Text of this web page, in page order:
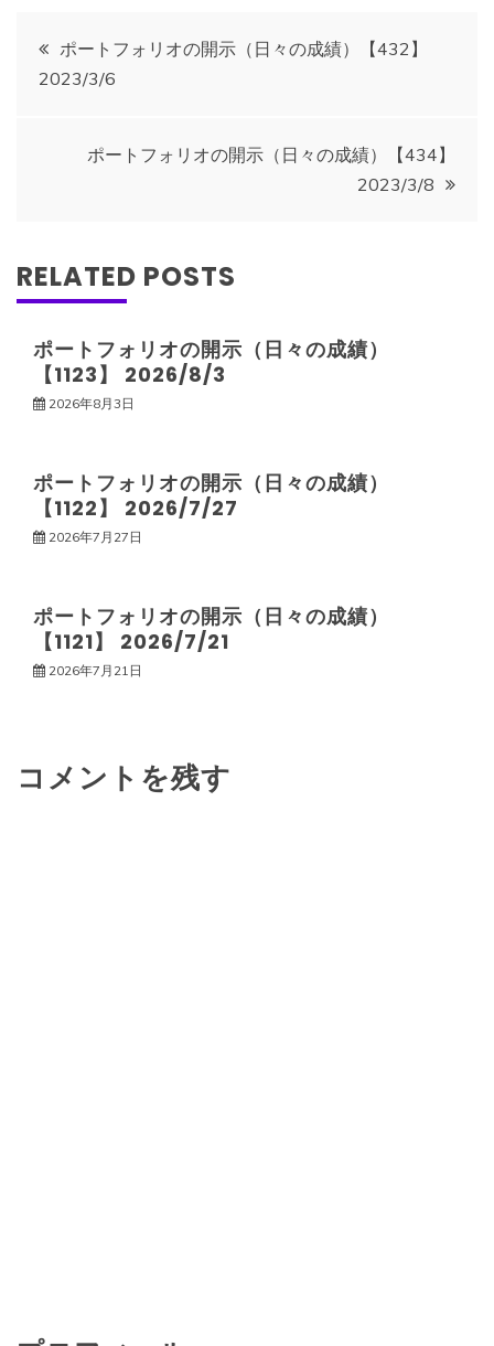
投
稿
ゲ
ー
シ
ン
ポートフォリオの開示（日々の成績）【432】
2023/3/6
ポートフォリオの開示（日々の成績）【434】
2023/3/8
RELATED POSTS
ポートフォリオの開示（日々の成績）
【1123】 2026/8/3
2026年8月3日
ポートフォリオの開示（日々の成績）
【1122】 2026/7/27
2026年7月27日
ポートフォリオの開示（日々の成績）
【1121】 2026/7/21
2026年7月21日
コメントを残す